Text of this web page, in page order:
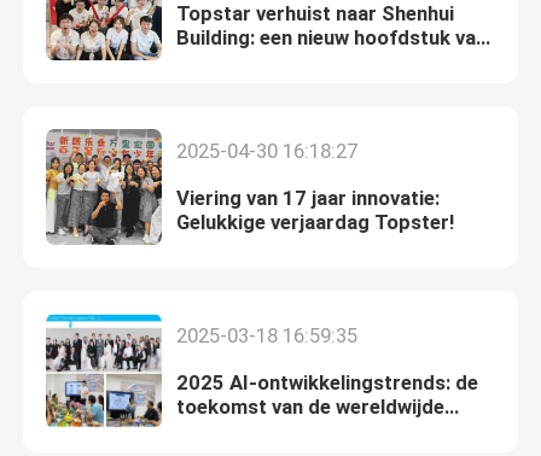
Topstar verhuist naar Shenhui
Building: een nieuw hoofdstuk van
2025-04-30 16:18:27
Viering van 17 jaar innovatie:
Gelukkige verjaardag Topster!
2025-03-18 16:59:35
2025 AI-ontwikkelingstrends: de
toekomst van de wereldwijde